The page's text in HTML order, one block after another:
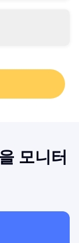
요.
모니터